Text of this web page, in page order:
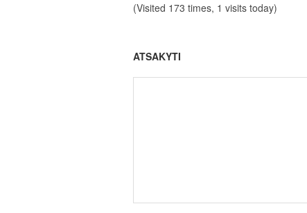
(Visited 173 times, 1 visits today)
ATSAKYTI